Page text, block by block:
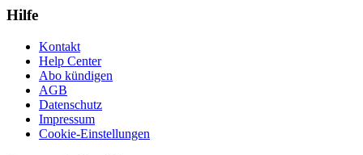
Hilfe
Kontakt
Help Center
Abo kündigen
AGB
Datenschutz
Impressum
Cookie-Einstellungen